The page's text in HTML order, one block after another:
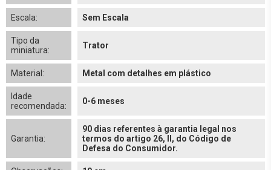
Escala: Sem Escala
Tipo da
miniatura:
Trator
Material: Metal com detalhes em plástico
Idade
recomendada:
0-6 meses
Garantia:
90 dias referentes à garantia legal nos
termos do artigo 26, II, do Código de
Defesa do Consumidor.